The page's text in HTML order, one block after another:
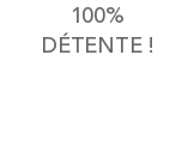
100%
DÉTENTE !